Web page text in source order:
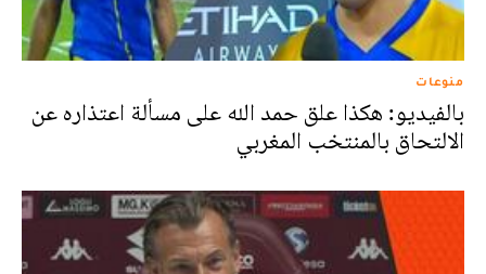
منوعات
بالفيديو: هكذا علق حمد الله على مسألة اعتذاره عن
الالتحاق بالمنتخب المغربي